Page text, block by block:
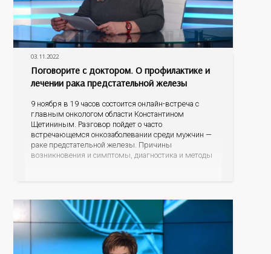
03.11.2022
Поговорите с доктором. О профилактике и
лечении рака предстательной железы
9 ноября в 19 часов состоится онлайн-встреча с
главным онкологом области Константином
Щетининым. Разговор пойдет о часто
встречающемся онкозаболевании среди мужчин —
раке предстательной железы. Причины
возникновения и симптомы, диагностика и методы